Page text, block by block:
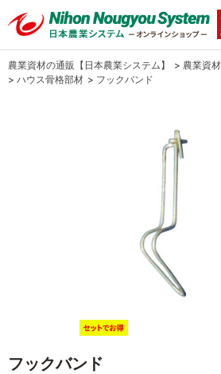
農業資材の通販【日本農業システム】 > 農業資材
> ハウス骨格部材 > フックバンド
フックバンド